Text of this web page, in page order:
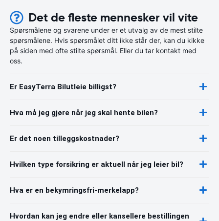
Det de fleste mennesker vil vite
Spørsmålene og svarene under er et utvalg av de mest stilte
spørsmålene. Hvis spørsmålet ditt ikke står der, kan du kikke
på siden med ofte stilte spørsmål. Eller du tar kontakt med
oss.
Er EasyTerra Bilutleie billigst?
Hva må jeg gjøre når jeg skal hente bilen?
Er det noen tilleggskostnader?
Hvilken type forsikring er aktuell når jeg leier bil?
Hva er en bekymringsfri-merkelapp?
Hvordan kan jeg endre eller kansellere bestillingen